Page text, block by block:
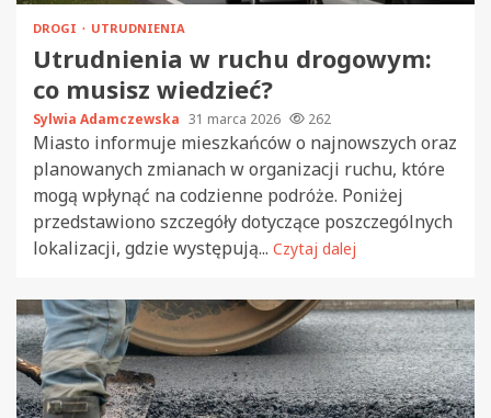
DROGI UTRUDNIENIA
Utrudnienia w ruchu drogowym:
co musisz wiedzieć?
Sylwia Adamczewska 31 marca 2026 262
Miasto informuje mieszkańców o najnowszych oraz
planowanych zmianach w organizacji ruchu, które
mogą wpłynąć na codzienne podróże. Poniżej
przedstawiono szczegóły dotyczące poszczególnych
lokalizacji, gdzie występują... Czytaj dalej